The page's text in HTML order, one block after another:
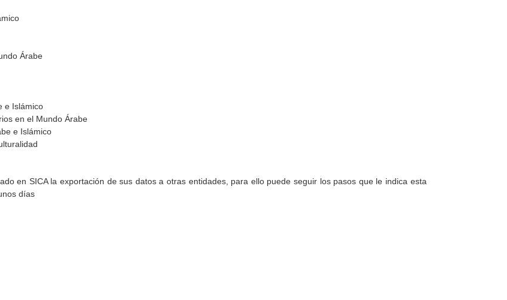
Árabe
e Islámico
en el Mundo Árabe
e Islámico
en SICA la exportación de sus datos a otras entidades, para ello puede seguir los pasos que le indica esta
días